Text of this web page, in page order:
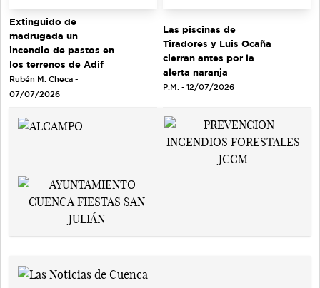
Extinguido de
madrugada un
incendio de pastos en
los terrenos de Adif
Rubén M. Checa -
07/07/2026
Las piscinas de
Tiradores y Luis Ocaña
cierran antes por la
alerta naranja
P.M. - 12/07/2026